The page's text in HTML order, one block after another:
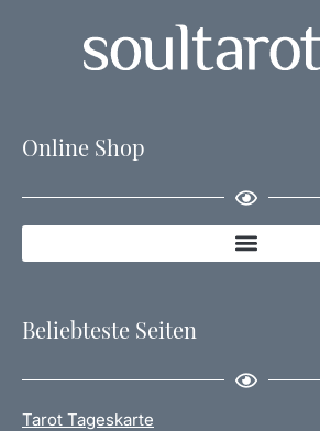
Online Shop
Beliebteste Seiten
Tarot Tageskarte